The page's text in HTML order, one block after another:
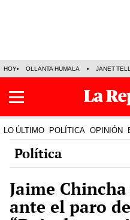
HOY OLLANTA HUMALA JANET
LO ÚLTIMO POLÍTICA OPINIÓN
Política
Jaime
ante el paro